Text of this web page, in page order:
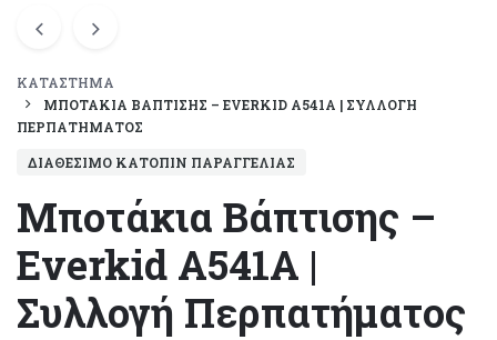
ΚΑΤΆΣΤΗΜΑ
ΜΠΟΤΆΚΙΑ ΒΆΠΤΙΣΗΣ – EVERKID A541A | ΣΥΛΛΟΓΉ
ΠΕΡΠΑΤΉΜΑΤΟΣ
ΔΙΑΘΈΣΙΜΟ ΚΑΤΌΠΙΝ ΠΑΡΑΓΓΕΛΊΑΣ
Μποτάκια Βάπτισης –
Everkid A541A |
Συλλογή Περπατήματος